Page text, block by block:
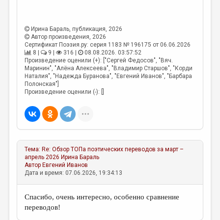
Ирина Бараль, публикация, 2026
Автор произведения, 2026
Сертификат Поэзия.ру: серия 1183 № 196175 от 06.06.2026
8 |
9 | 316 |
08.08.2026. 03:57:52
Произведение оценили (+): ["Сергей Федосов", "Вяч.
Маринин", "Алёна Алексеева", "Владимир Старшов", "Корди
Наталия", "Надежда Буранова", "Евгений Иванов", "Барбара
Полонская"]
Произведение оценили (-): []
Тема: Re: Обзор ТОПа поэтических переводов за март –
апрель 2026 Ирина Бараль
Автор Евгений Иванов
Дата и время: 07.06.2026, 19:34:13
Спасибо, очень интересно, особенно сравнение
переводов!